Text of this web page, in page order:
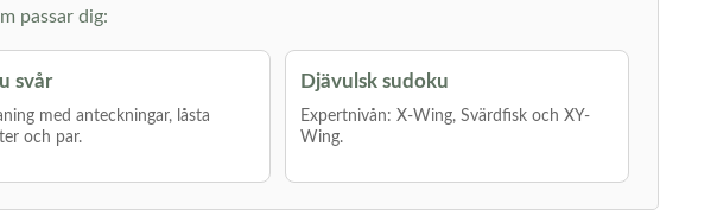
passar dig:
svår
med anteckningar, låsta
och par.
Djävulsk sudoku
Expertnivån: X-Wing, Svärdfisk och XY-
Wing.